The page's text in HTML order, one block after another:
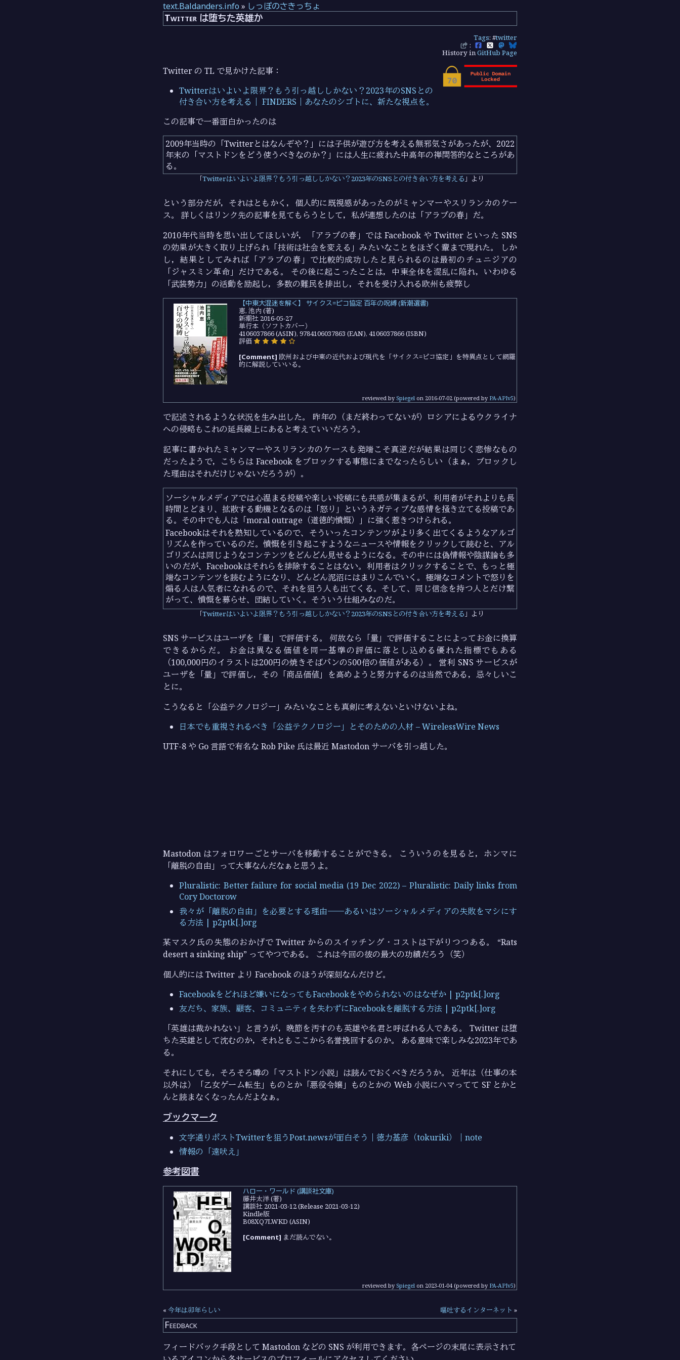
text.Baldanders.info » しっぽのさきっちょ
Twitter は堕ちた英雄か
Tags: #twitter
:
History inGitHub Page
Twitter の TL で見かけた記事：
Twitterはいよいよ限界？もう引っ越ししかない？2023年のSNSとの
付き合い方を考える｜ FINDERS｜あなたのシゴトに、新たな視点を。
この記事で一番面白かったのは
2009年当時の「Twitterとはなんぞや？」には子供が遊び方を考える無邪気さがあったが、2022
年末の「マストドンをどう使うべきなのか？」には人生に疲れた中高年の禅問答的なところがあ
る。
Twitterはいよいよ限界？もう引っ越ししかない？2023年のSNSとの付き合い方を考える より
という部分だが，それはともかく，個人的に既視感があったのがミャンマーやスリランカのケー
ス。 詳しくはリンク先の記事を見てもらうとして，私が連想したのは「アラブの春」だ。
2010年代当時を思い出してほしいが，「アラブの春」では Facebook や Twitter といった SNS
の効果が大きく取り上げられ「技術は社会を変える」みたいなことをほざく輩まで現れた。 しか
し，結果としてみれば「アラブの春」で比較的成功したと見られるのは最初のチュニジアの
「ジャスミン革命」だけである。 その後に起こったことは，中東全体を混乱に陥れ，いわゆる
「武装勢力」の活動を励起し，多数の難民を排出し，それを受け入れる欧州も疲弊し
【中東大混迷を解く】 サイクス=ピコ協定 百年の呪縛 (新潮選書)
恵, 池内 (著)
新潮社 2016-05-27
単行本（ソフトカバー）
4106037866 (ASIN), 9784106037863 (EAN), 4106037866 (ISBN)
評価
[Comment] 欧州および中東の近代および現代を「サイクス=ピコ協定」を特異点として網羅
的に解説していいる。
reviewed by Spiegel on 2016-07-02 (powered by PA-APIv5)
で記述されるような状況を生み出した。 昨年の（まだ終わってないが）ロシアによるウクライナ
への侵略もこれの延長線上にあると考えていいだろう。
記事に書かれたミャンマーやスリランカのケースも発端こそ真逆だが結果は同じく悲惨なもの
だったようで，こちらは Facebook をブロックする事態にまでなったらしい（まぁ，ブロックし
た理由はそれだけじゃないだろうが）。
ソーシャルメディアでは心温まる投稿や楽しい投稿にも共感が集まるが、利用者がそれよりも長
時間とどまり、拡散する動機となるのは「怒り」というネガティブな感情を掻き立てる投稿であ
る。その中でも人は「moral outrage（道徳的憤慨）」に強く惹きつけられる。
Facebookはそれを熟知しているので、そういったコンテンツがより多く出てくるようなアルゴ
リズムを作っているのだ。憤慨を引き起こすようなニュースや情報をクリックして読むと、アル
ゴリズムは同じようなコンテンツをどんどん見せるようになる。その中には偽情報や陰謀論も多
いのだが、Facebookはそれらを排除することはない。利用者はクリックすることで、もっと極
端なコンテンツを読むようになり、どんどん泥沼にはまりこんでいく。極端なコメントで怒りを
煽る人は人気者になれるので、それを狙う人も出てくる。そして、同じ信念を持つ人とだけ繋
がって、憤慨を募らせ、団結していく。そういう仕組みなのだ。
Twitterはいよいよ限界？もう引っ越ししかない？2023年のSNSとの付き合い方を考える より
SNS サービスはユーザを「量」で評価する。 何故なら「量」で評価することによってお金に換算
できるからだ。 お金は異なる価値を同一基準の評価に落とし込める優れた指標でもある
（100,000円のイラストは200円の焼きそばパンの500倍の価値がある）。 営利 SNS サービスが
ユーザを「量」で評価し，その「商品価値」を高めようと努力するのは当然である，忌々しいこ
とに。
こうなると「公益テクノロジー」みたいなことも真剣に考えないといけないよね。
日本でも重視されるべき「公益テクノロジー」とそのための人材 – WirelessWire News
UTF-8 や Go 言語で有名な Rob Pike 氏は最近 Mastodon サーバを引っ越した。
Mastodon はフォロワーごとサーバを移動することができる。 こういうのを見ると，ホンマに
「離脱の自由」って大事なんだなぁと思うよ。
Pluralistic: Better failure for social media (19 Dec 2022) – Pluralistic: Daily links from
Cory Doctorow
我々が「離脱の自由」を必要とする理由――あるいはソーシャルメディアの失敗をマシにす
る方法 | p2ptk[.]org
某マスク氏の失態のおかげで Twitter からのスイッチング・コストは下がりつつある。 “Rats
desert a sinking ship” ってやつである。 これは今回の彼の最大の功績だろう（笑）
個人的には Twitter より Facebook のほうが深刻なんだけど。
Facebookをどれほど嫌いになってもFacebookをやめられないのはなぜか | p2ptk[.]org
友だち、家族、顧客、コミュニティを失わずにFacebookを離脱する方法 | p2ptk[.]org
「英雄は裁かれない」と言うが，晩節を汚すのも英雄や名君と呼ばれる人である。 Twitter は堕
ちた英雄として沈むのか，それともここから名誉挽回するのか。 ある意味で楽しみな2023年であ
る。
それにしても，そろそろ噂の「マストドン小説」は読んでおくべきだろうか。 近年は（仕事の本
以外は）「乙女ゲーム転生」ものとか「悪役令嬢」ものとかの Web 小説にハマってて SF とかと
んと読まなくなったんだよなぁ。
ブックマーク
文字通りポストTwitterを狙うPost.newsが面白そう｜徳力基彦（tokuriki）｜note
情報の「遠吠え」
参考図書
ハロー・ワールド (講談社文庫)
藤井太洋 (著)
講談社 2021-03-12 (Release 2021-03-12)
Kindle版
B08XQ7LWKD (ASIN)
[Comment] まだ読んでない。
reviewed by Spiegel on 2023-01-04(powered by PA-APIv5)
« 今年は卯年らしい 嘔吐するインターネット »
Feedback
フィードバック手段として Mastodon などの SNS が利用できます。各ページの末尾に表示されて